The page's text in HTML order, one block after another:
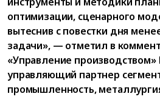
оптимизации, сценарного
вытеснив с повестки дня
задачи», — отметил в
«Управление
управляющий партнер
промышленность,